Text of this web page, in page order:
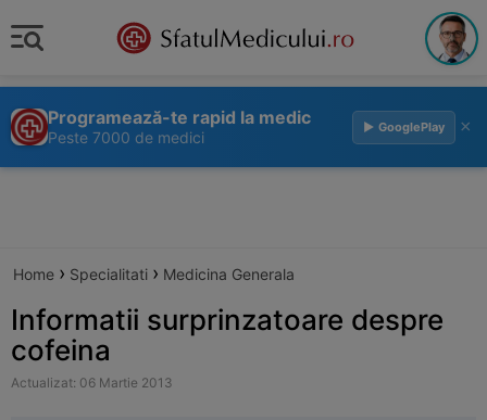
Programează-te rapid la medic
Peste 7000 de medici
▶ GooglePlay ×
Home › Specialitati › Medicina Generala
Informatii surprinzatoare despre
cofeina
Actualizat: 06 Martie 2013